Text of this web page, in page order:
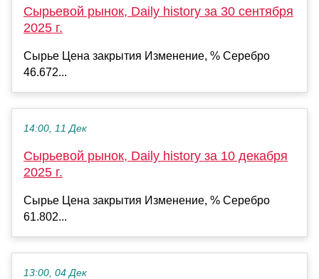
Сырьевой рынок, Daily history за 30 сентября
2025 г.
Сырье Цена закрытия Изменение, % Серебро
46.672...
14:00, 11 Дек
Сырьевой рынок, Daily history за 10 декабря
2025 г.
Сырье Цена закрытия Изменение, % Серебро
61.802...
13:00, 04 Дек